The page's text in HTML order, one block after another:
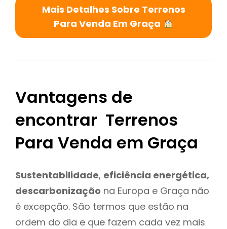
Mais Detalhes Sobre Terrenos
Para Venda Em Graça
Vantagens de
encontrar Terrenos
Para Venda em Graça
Sustentabilidade, eficiência energética,
descarbonização na Europa e Graça não
é excepção. São termos que estão na
ordem do dia e que fazem cada vez mais